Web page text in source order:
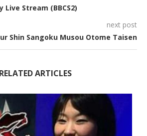
Live Stream (BBCS2)
next post
Shin Sangoku Musou Otome Taisen
RELATED ARTICLES